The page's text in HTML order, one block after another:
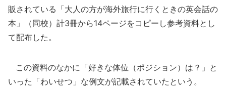
販されている「大人の方が海外旅行に行くときの英会話の
本」（同校）計3冊から14ページをコピーし参考資料とし
て配布した。
この資料のなかに「好きな体位（ポジション）は？」と
いった「わいせつ」な例文が記載されていたという。